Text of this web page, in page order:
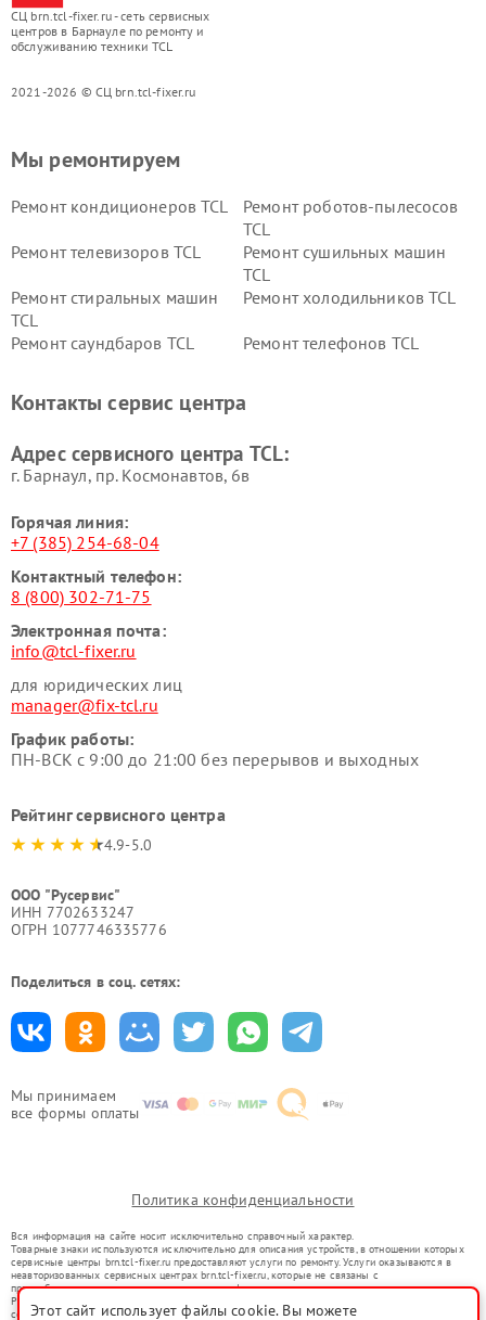
СЦ brn.tcl-fixer.ru - сеть сервисных
центров в Барнауле по ремонту и
обслуживанию техники TCL
2021-2026 © СЦ brn.tcl-fixer.ru
Мы принимаем
все формы оплаты
Мы ремонтируем
Ремонт кондиционеров TCL
Ремонт роботов-пылесосов
TCL
Ремонт телевизоров TCL
Ремонт сушильных машин
TCL
Ремонт стиральных машин
TCL
Ремонт холодильников TCL
Ремонт саундбаров TCL Ремонт телефонов TCL
Контакты сервис центра
Адрес сервисного центра TCL:
г. Барнаул, ​пр. Космонавтов, 6в
Горячая линия:
+7 (385) 254-68-04
Контактный телефон:
8 (800) 302-71-75
Электронная почта:
info@tcl-fixer.ru
для юридических лиц
manager@fix-tcl.ru
График работы:
ПН-ВСК с 9:00 до 21:00 без перерывов и выходных
Рейтинг сервисного центра
4.9-5.0
ООО "Русервис"
ИНН 7702633247
ОГРН 1077746335776
Поделиться в соц. сетях:
Политика конфиденциальности
Вся информация на сайте носит исключительно справочный характер.
Товарные знаки используются исключительно для описания устройств, в отношении которых
сервисные центры brn.tcl-fixer.ru предоставляют услуги по ремонту. Услуги оказываются в
неавторизованных сервисных центрах brn.tcl-fixer.ru, которые не связаны с
правообладателями товарных знаков или их официальными представителями.
Ремонт осуществляется для устройств, уже введенных в гражданский оборот в соответствии
со статьей 1487 ГК РФ.
Этот сайт использует файлы cookie. Вы можете